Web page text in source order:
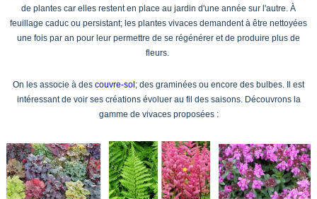
de plantes car elles restent en place au jardin d'une année sur l'autre. À
feuillage caduc ou persistant; les plantes vivaces demandent à être nettoyées
une fois par an pour leur permettre de se régénérer et de produire plus de
fleurs.
On les associe à des couvre-sol ; des graminées ou encore des bulbes. Il est
intéressant de voir ses créations évoluer au fil des saisons. Découvrons la
gamme de vivaces proposées :